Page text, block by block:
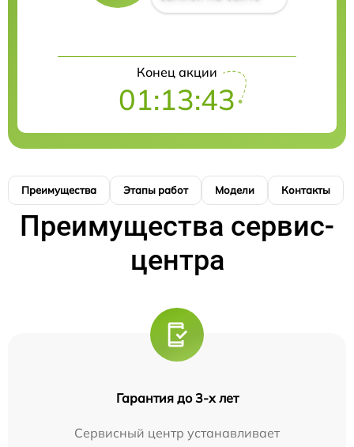
Конец акции
01:13:43
Преимущества Этапы работ Модели Контакты
Преимущества сервис-
центра
Гарантия до 3-х лет
Сервисный центр устанавливает